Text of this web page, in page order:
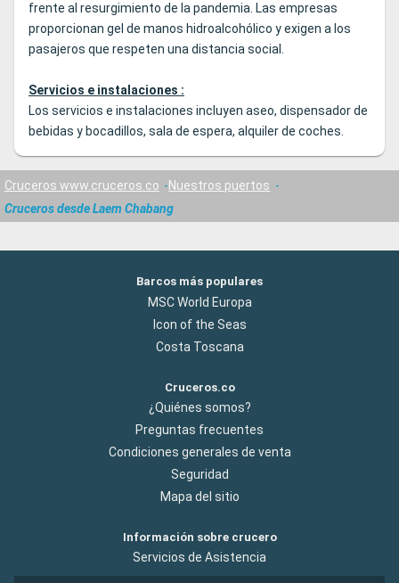
frente al resurgimiento de la pandemia. Las empresas
proporcionan gel de manos hidroalcohólico y exigen a los
pasajeros que respeten una distancia social.
Servicios e instalaciones :
Los servicios e instalaciones incluyen aseo, dispensador de
bebidas y bocadillos, sala de espera, alquiler de coches.
Cruceros www.cruceros.co
Nuestros puertos
Cruceros desde Laem Chabang
Barcos más populares
MSC World Europa
Icon of the Seas
Costa Toscana
Cruceros.co
¿Quiénes somos?
Preguntas frecuentes
Condiciones generales de venta
Seguridad
Mapa del sitio
Información sobre crucero
Servicios de Asistencia